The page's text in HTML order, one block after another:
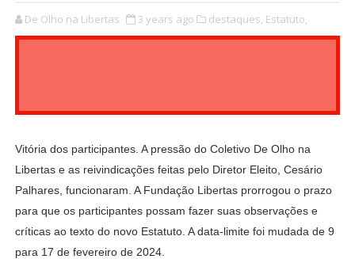
De Olho na Libertas 3 years ago destaques, Estatuto,
Vitória dos participantes. A pressão do Coletivo De Olho na
Libertas e as reivindicações feitas pelo Diretor Eleito, Cesário
Palhares, funcionaram. A Fundação Libertas prorrogou o prazo
para que os participantes possam fazer suas observações e
críticas ao texto do novo Estatuto. A data-limite foi mudada de 9
para 17 de fevereiro de 2024.